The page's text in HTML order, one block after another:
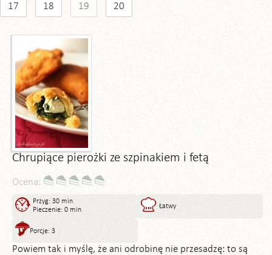
17 18 19 20
Chrupiące pierożki ze szpinakiem i fetą
Ocena:
Przyg: 30 min
Pieczenie: 0 min
Łatwy
Porcje: 3
Powiem tak i myślę, że ani odrobinę nie przesadzę: to są